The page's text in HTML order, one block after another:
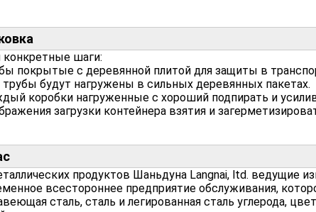
конкретные шаги:
покрытые с деревянной плитой для защиты в
трубы будут нагружены в сильных деревянных пакетах.
коробки нагруженные с хороший подпирать и
загрузки контейнера взятия и
продуктов Шаньдуна Langnai, ltd. ведущие
всестороннее предприятие обслуживания,
сталь, сталь и легированная сталь углерода,